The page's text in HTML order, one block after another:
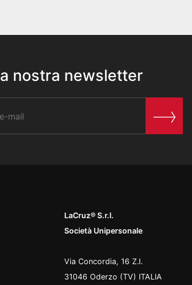
nostra newsletter
LaCruz® S.r.l.
Società Unipersonale
Via Concordia, 16 Z.I.
31046 Oderzo (TV) ITALIA